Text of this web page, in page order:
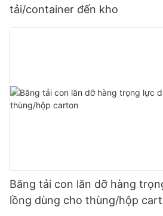
tải/container đến kho
Băng tải con lăn dỡ hàng
lồng dùng cho thùng/hộp